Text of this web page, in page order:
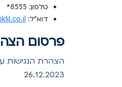
טלפון: 8555*
דוא”ל:
פרסום
הצהרת הנגישות
26.12.2023